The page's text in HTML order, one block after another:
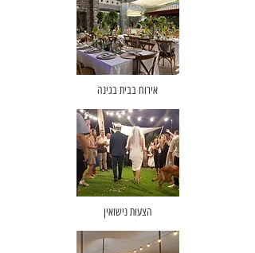
אירוח בבית בגינה
הצעות נישואין